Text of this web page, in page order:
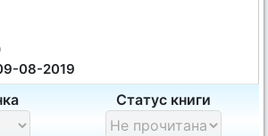
08-2019
Статус книги